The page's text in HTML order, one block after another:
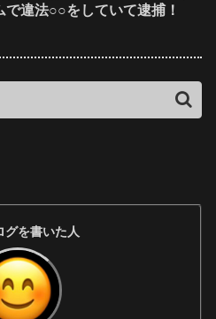
で違法○○をしていて逮捕！
グを書いた人